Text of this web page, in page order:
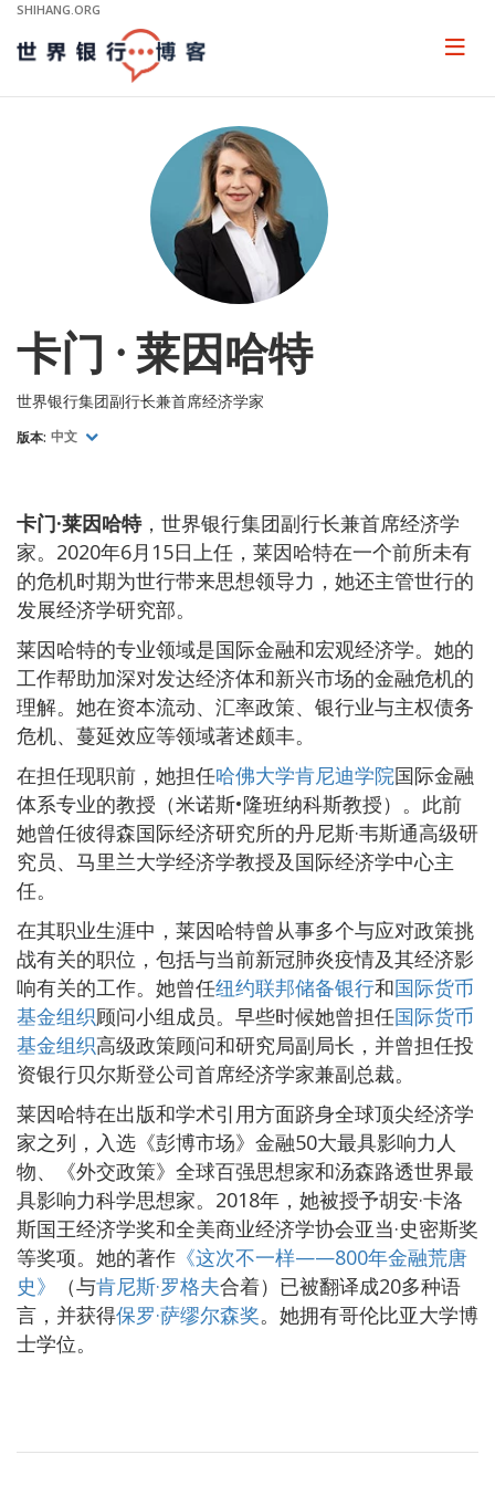
Skip
Main
Navigation
SHIHANG.ORG
Page
卡门 · 莱因哈特
世界银行集团副行长兼首席经济学家
版本: 中文
卡门·莱因哈特，世界银行集团副行长兼首席经济学
家。2020年6月15日上任，莱因哈特在一个前所未有
的危机时期为世行带来思想领导力，她还主管世行的
发展经济学研究部。
莱因哈特的专业领域是国际金融和宏观经济学。她的
工作帮助加深对发达经济体和新兴市场的金融危机的
理解。她在资本流动、汇率政策、银行业与主权债务
危机、蔓延效应等领域著述颇丰。
在担任现职前，她担任哈佛大学肯尼迪学院国际金融
体系专业的教授（米诺斯•隆班纳科斯教授）。此前
她曾任彼得森国际经济研究所的丹尼斯·韦斯通高级研
究员、马里兰大学经济学教授及国际经济学中心主
任。
在其职业生涯中，莱因哈特曾从事多个与应对政策挑
战有关的职位，包括与当前新冠肺炎疫情及其经济影
响有关的工作。她曾任纽约联邦储备银行和国际货币
基金组织顾问小组成员。早些时候她曾担任国际货币
基金组织高级政策顾问和研究局副局长，并曾担任投
资银行贝尔斯登公司首席经济学家兼副总裁。
莱因哈特在出版和学术引用方面跻身全球顶尖经济学
家之列，入选《彭博市场》金融50大最具影响力人
物、《外交政策》全球百强思想家和汤森路透世界最
具影响力科学思想家。2018年，她被授予胡安·卡洛
斯国王经济学奖和全美商业经济学协会亚当·史密斯奖
等奖项。她的著作 《这次不一样——800年金融荒唐
史》
（与肯尼斯·罗格夫合着）已被翻译成20多种语
言，并获得保罗·萨缪尔森奖。她拥有哥伦比亚大学博
士学位。